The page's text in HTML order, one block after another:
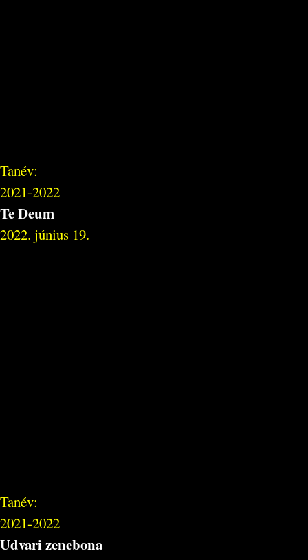
Tanév:
2021-2022
Te Deum
2022. június 19.
Tanév:
2021-2022
Udvari zenebona